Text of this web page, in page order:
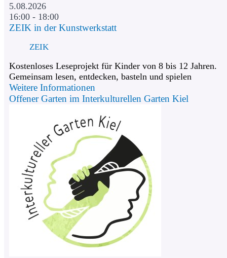
5.08.2026
16:00 - 18:00
ZEIK in der Kunstwerkstatt
ZEIK
Kostenloses Leseprojekt für Kinder von 8 bis 12 Jahren.
Gemeinsam lesen, entdecken, basteln und spielen
Weitere Informationen
Offener Garten im Interkulturellen Garten Kiel